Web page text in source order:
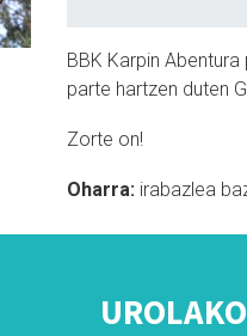
BBK Karpin
parte hartzen duten
Zorte on!
Oharra: irabazlea